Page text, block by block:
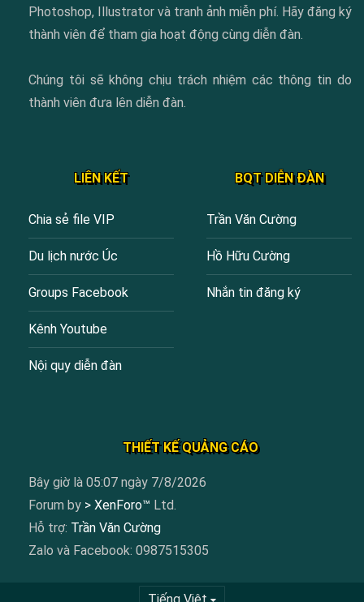
Photoshop, Illustrator và tranh ảnh miễn phí. Hãy đăng ký
thành viên để tham gia hoạt động cùng diễn đàn.
Chúng tôi sẽ không chịu trách nhiệm các thông tin do
thành viên đưa lên diễn đàn.
LIÊN KẾT
Chia sẻ file VIP
Du lịch nước Úc
Groups Facebook
Kênh Youtube
Nội quy diễn đàn
BQT DIỄN ĐÀN
Trần Văn Cường
Hồ Hữu Cường
Nhắn tin đăng ký
THIẾT KẾ QUẢNG CÁO
Bây giờ là 05:07 ngày 7/8/2026
Forum by > XenForo™ Ltd.
Hỗ trợ: Trần Văn Cường
Zalo và Facebook: 0987515305